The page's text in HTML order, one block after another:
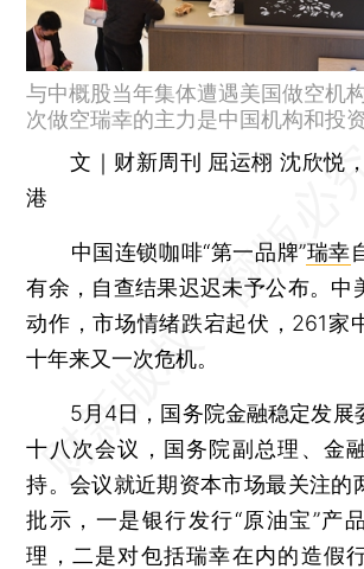
与中概股当年集体遭遇美国做空机
次做空瑞幸的主力是中国机构和投资
文｜财新周刊 屈运栩 沈欣悦
港
中国连锁咖啡“第一品牌”瑞幸
有余，自查结果迟迟未予公布。中
动作，市场情绪跌宕起伏，261家
十年来又一次危机。
5月4日，国务院金融稳定发展
十八次会议，国务院副总理、金
持。会议就近期资本市场最关注的
批示，一是银行发行“原油宝”产
理，二是对包括瑞幸在内的造假